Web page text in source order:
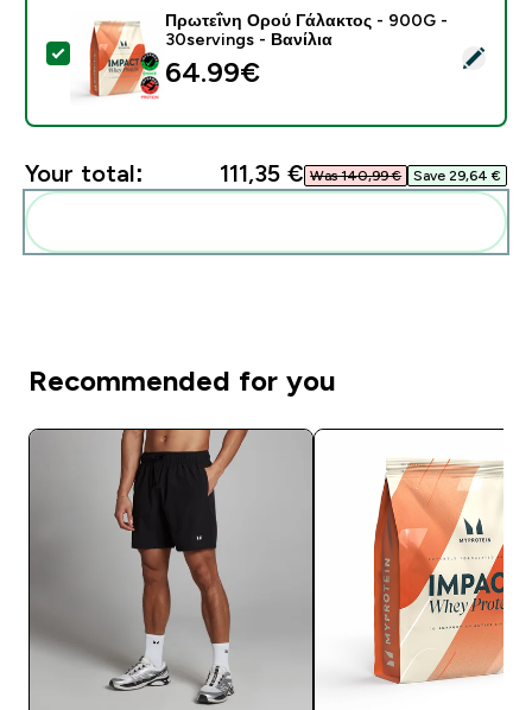
Select this product - Πρωτεΐνη Ορού Γάλακτος -
Πρωτεΐνη Ορού Γάλακτος - 900G -
30servings - Βανίλια
64.99€‎
Your total: 111,35 €‎ Was 140,99 €‎ Save 29,64 €‎
Recommended for you